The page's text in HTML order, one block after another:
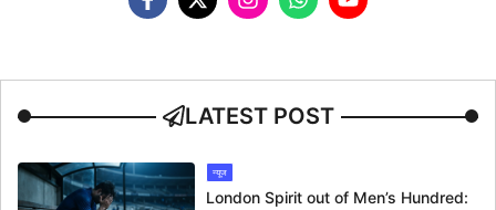
LATEST POST
न्यूज
London Spirit out of Men’s Hundred: